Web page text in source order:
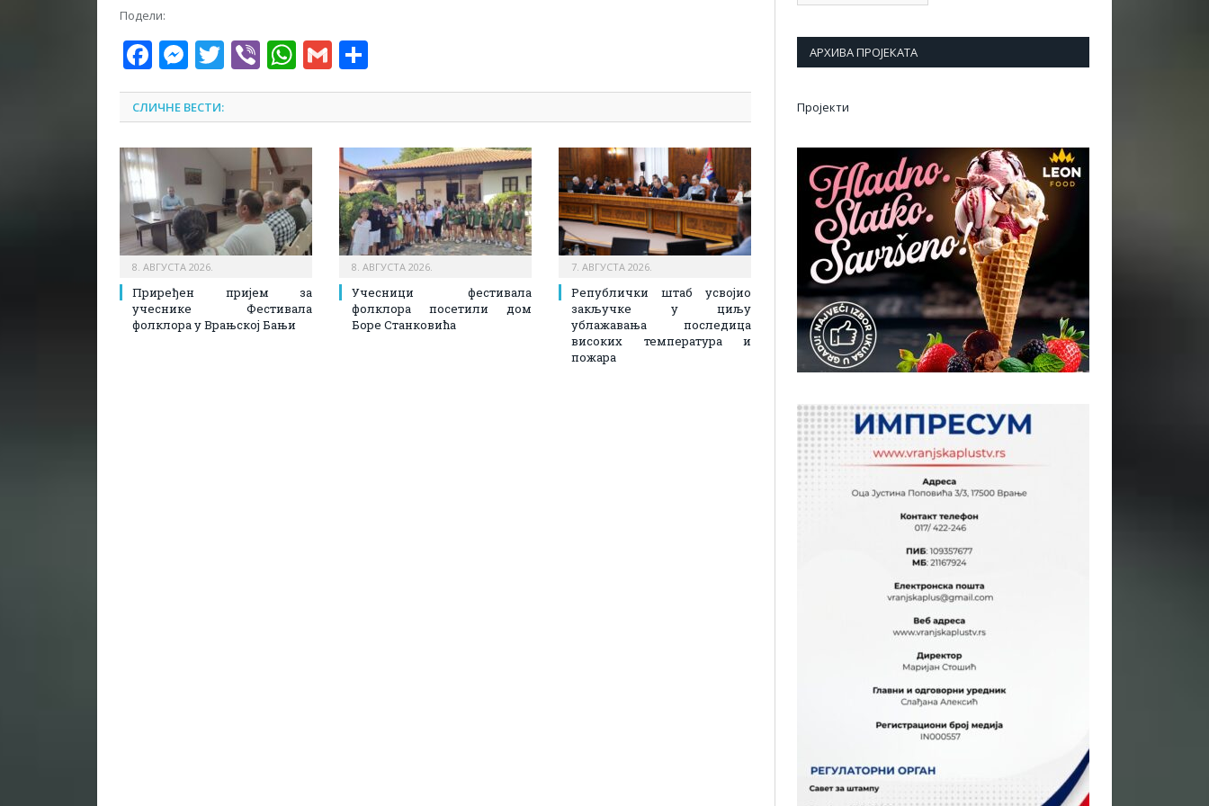
Подели:
Facebook
Messenger
Twitter
ViberWhatsApp
Gmail
СЛИЧНЕ ВЕСТИ:
8. АВГУСТА 2026.
Приређен пријем за
учеснике Фестивала
фолклора у Врањској Бањи
8. АВГУСТА 2026.
Учесници фестивала
фолклора посетили дом
Боре Станковића
7. АВГУСТА 2026.
Републички штаб усвојио
закључке у циљу
ублажавања последица
високих температура и
пожара​
АРХИВА ПРОЈЕКАТА
Пројекти